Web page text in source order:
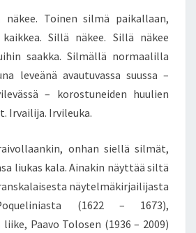
R
E
–
T
T
I
L
I
J
A
P
S
Toinen silmä paikallaan,
Sillä näkee. Sillä näkee
saakka. Silmällä normaalilla
leveänä avautuvassa suussa –
– korostuneiden huulien
Irvailija. Irvileuka.
onhan siellä silmät,
liukas kala. Ainakin näyttää siltä
näytelmäkirjailijasta
(1622 – 1673),
Paavo Tolosen (1936 – 2009)